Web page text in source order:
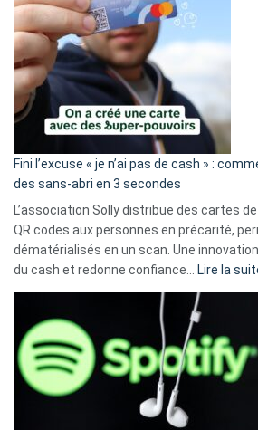
Fini l’excuse « je n’ai pas de cash » :
des sans-abri en 3 secondes
L’association Solly distribue des cartes
QR codes aux personnes en précarité,
dématérialisés en un scan. Une
du cash et redonne confiance…
Lire la